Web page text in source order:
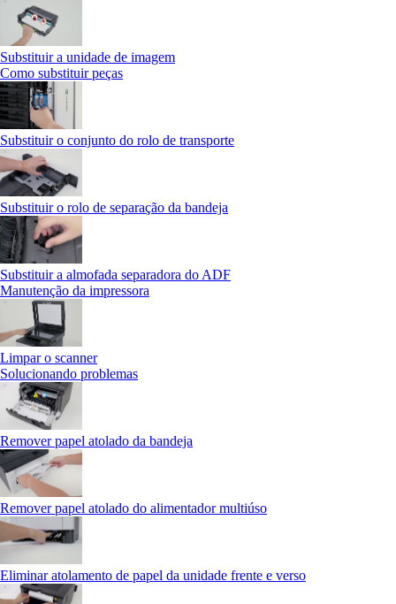
Substituir a unidade de imagem
Como substituir peças
Substituir o conjunto do rolo de transporte
Substituir o rolo de separação da bandeja
Substituir a almofada separadora do ADF
Manutenção da impressora
Limpar o scanner
Solucionando problemas
Remover papel atolado da bandeja
Remover papel atolado do alimentador multiúso
Eliminar atolamento de papel da unidade frente e verso